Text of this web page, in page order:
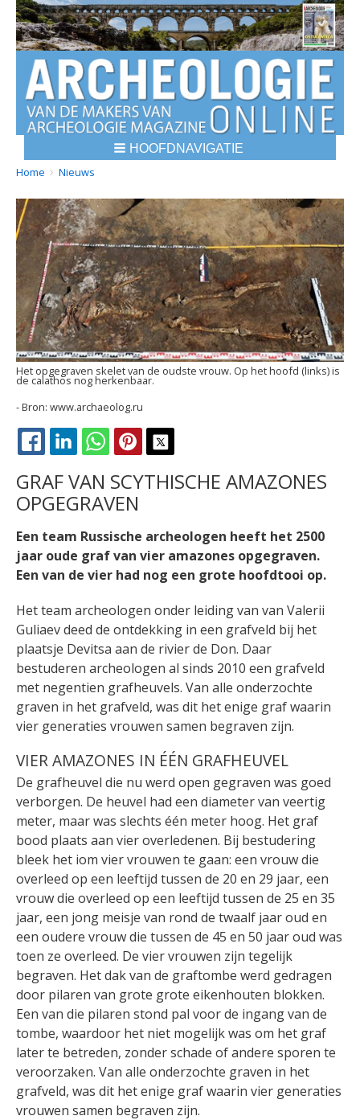
HOOFDNAVIGATIE
BREADCRUMBS
YOU
HERE:
Home Nieuws
Het opgegraven skelet van de oudste vrouw. Op het hoofd (links) is
de calathos nog herkenbaar.
www.archaeolog.ru
FACEBOOK
LINKEDINWHATSAPPPINTEREST
GRAF VAN SCYTHISCHE AMAZONES
OPGEGRAVEN
Een team Russische archeologen heeft het 2500
jaar oude graf van vier amazones opgegraven.
Een van de vier had nog een grote hoofdtooi op.
Het team archeologen onder leiding van van Valerii
Guliaev deed de ontdekking in een grafveld bij het
plaatsje Devitsa aan de rivier de Don. Daar
bestuderen archeologen al sinds 2010 een grafveld
met negentien grafheuvels. Van alle onderzochte
graven in het grafveld, was dit het enige graf waarin
vier generaties vrouwen samen begraven zijn.
VIER AMAZONES IN ÉÉN GRAFHEUVEL
De grafheuvel die nu werd open gegraven was goed
verborgen. De heuvel had een diameter van veertig
meter, maar was slechts één meter hoog. Het graf
bood plaats aan vier overledenen. Bij bestudering
bleek het iom vier vrouwen te gaan: een vrouw die
overleed op een leeftijd tussen de 20 en 29 jaar, een
vrouw die overleed op een leeftijd tussen de 25 en 35
jaar, een jong meisje van rond de twaalf jaar oud en
een oudere vrouw die tussen de 45 en 50 jaar oud was
toen ze overleed. De vier vrouwen zijn tegelijk
begraven. Het dak van de graftombe werd gedragen
door pilaren van grote grote eikenhouten blokken.
Een van die pilaren stond pal voor de ingang van de
tombe, waardoor het niet mogelijk was om het graf
later te betreden, zonder schade of andere sporen te
veroorzaken. Van alle onderzochte graven in het
grafveld, was dit het enige graf waarin vier generaties
vrouwen samen begraven zijn.